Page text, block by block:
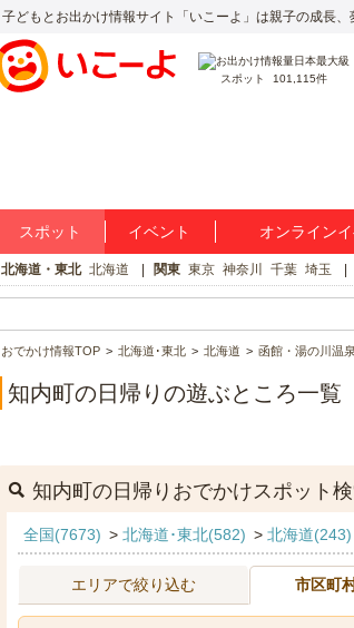
子どもとお出かけ情報サイト「いこーよ」は親子の成長、
スポット 101,115件
スポット イベント オンライン
北海道・東北 北海道 関東 東京 神奈川 千葉 埼玉
おでかけ情報TOP 北海道･東北 北海道 函館・湯の川温
知内町の日帰りの遊ぶところ一覧
知内町の日帰りおでかけスポット
全国(7673) > 北海道･東北(582) > 北海道(243)
エリアで絞り込む 市区町